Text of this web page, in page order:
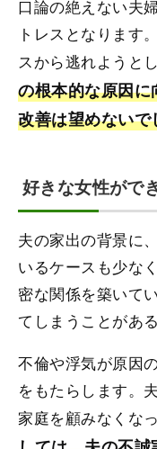
口論の絶えない夫
トレスとなります
スから逃れようと
の根本的な原因
改善は望めないで
好きな女性がで
夫の家出の背景に
いるケースも少な
密な関係を築いて
てしまうことがあ
不倫や浮気が原因
をもたらします。
家庭を顧みなくな